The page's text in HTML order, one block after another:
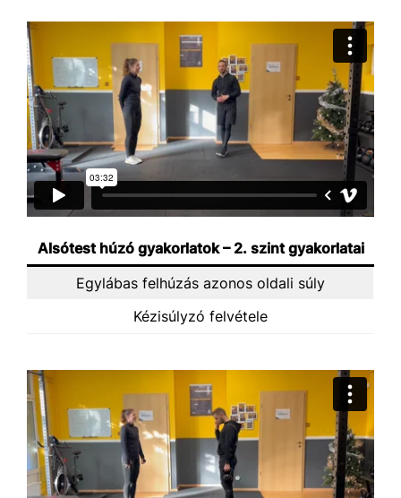
Alsótest húzó gyakorlatok – 2. szint gyakorlatai
Egylábas felhúzás azonos oldali súly
Kézisúlyzó felvétele